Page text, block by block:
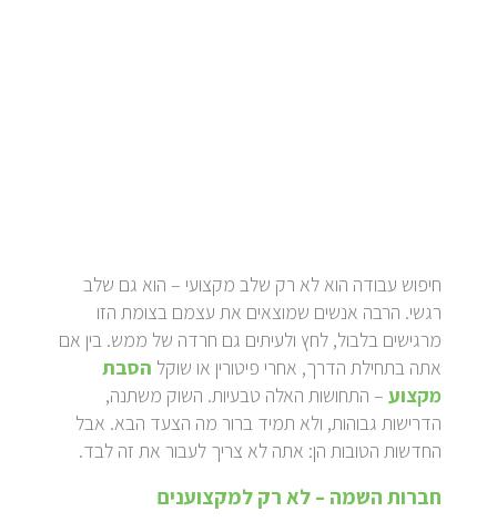
חיפוש עבודה הוא לא רק שלב מקצועי – הוא גם שלב
רגשי. הרבה אנשים שמוצאים את עצמם בצומת הזו
מרגישים בלבול, לחץ ולעיתים גם חרדה של ממש. בין אם
אתה בתחילת הדרך, אחרי פיטורין או שוקל הסבת
מקצוע – התחושות האלה טבעיות. השוק משתנה,
הדרישות גבוהות, ולא תמיד ברור מה הצעד הבא. אבל
החדשות הטובות הן: אתה לא צריך לעבור את זה לבד.
חברות השמה – לא רק למקצוענים